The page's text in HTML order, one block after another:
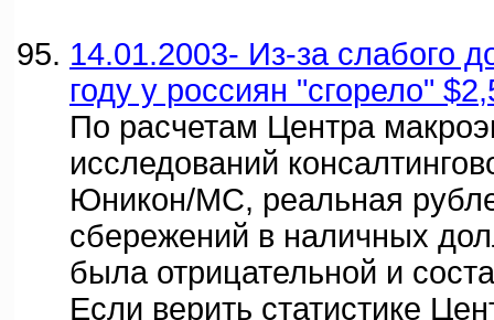
14.01.2003- Из-за слабого
году у россиян "сгорело"
По расчетам Центра
исследований
Юникон/МС, реальная
сбережений в наличных
была отрицательной и
Если верить статистике